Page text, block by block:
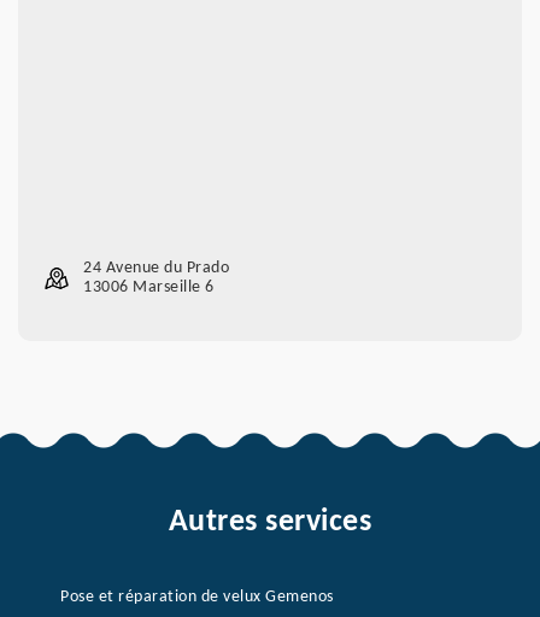
24 Avenue du Prado
13006 Marseille 6
Autres services
Pose et réparation de velux Gemenos